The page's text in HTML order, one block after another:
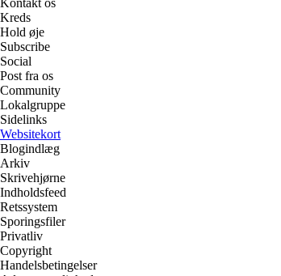
Kreds
Hold øje
Subscribe
Social
Post fra os
Community
Lokalgruppe
Sidelinks
Websitekort
Blogindlæg
Arkiv
Skrivehjørne
Indholdsfeed
Retssystem
Sporingsfiler
Privatliv
Copyright
Handelsbetingelser